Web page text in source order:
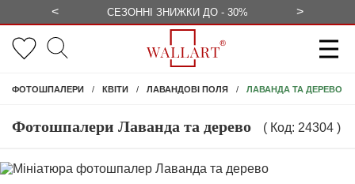
< СЕЗОННІ ЗНИЖКИ ДО - 30% >
ФОТОШПАЛЕРИ КВІТИ ЛАВАНДОВІ ПОЛЯ ЛАВАНДА ТА ДЕРЕВО
Фотошпалери Лаванда та дерево ( Код: 24304 )